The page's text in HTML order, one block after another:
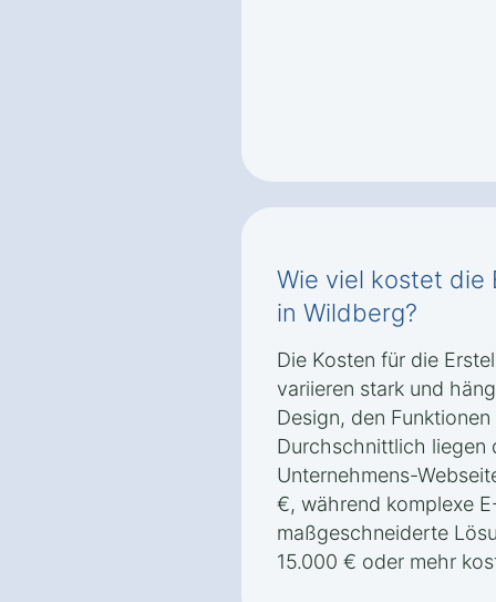
Wie viel kostet die
in Wildberg?
Die Kosten für die
variieren stark und
Design, den
Durchschnittlich liegen
Unternehmens-
€, während komplexe
maßgeschneiderte
15.000 € oder mehr